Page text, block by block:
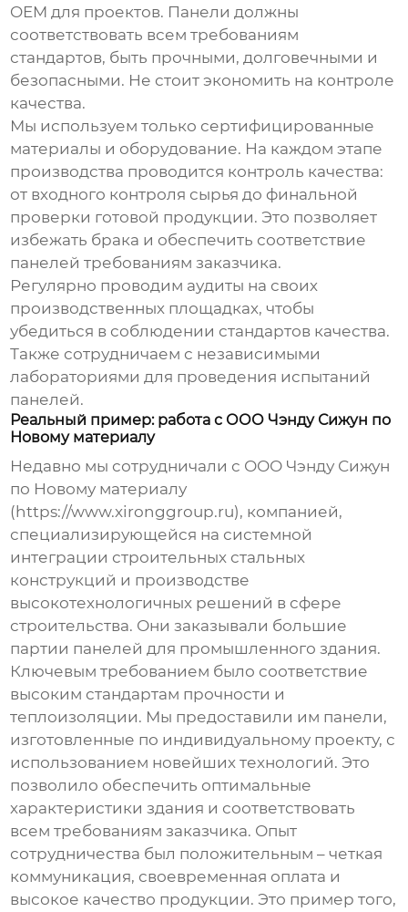
OEM для проектов. Панели должны
соответствовать всем требованиям
стандартов, быть прочными, долговечными и
безопасными. Не стоит экономить на контроле
качества.
Мы используем только сертифицированные
материалы и оборудование. На каждом этапе
производства проводится контроль качества:
от входного контроля сырья до финальной
проверки готовой продукции. Это позволяет
избежать брака и обеспечить соответствие
панелей требованиям заказчика.
Регулярно проводим аудиты на своих
производственных площадках, чтобы
убедиться в соблюдении стандартов качества.
Также сотрудничаем с независимыми
лабораториями для проведения испытаний
панелей.
Реальный пример: работа с ООО Чэнду Сижун по
Новому материалу
Недавно мы сотрудничали с ООО Чэнду Сижун
по Новому материалу
(https://www.xironggroup.ru), компанией,
специализирующейся на системной
интеграции строительных стальных
конструкций и производстве
высокотехнологичных решений в сфере
строительства. Они заказывали большие
партии панелей для промышленного здания.
Ключевым требованием было соответствие
высоким стандартам прочности и
теплоизоляции. Мы предоставили им панели,
изготовленные по индивидуальному проекту, с
использованием новейших технологий. Это
позволило обеспечить оптимальные
характеристики здания и соответствовать
всем требованиям заказчика. Опыт
сотрудничества был положительным – четкая
коммуникация, своевременная оплата и
высокое качество продукции. Это пример того,